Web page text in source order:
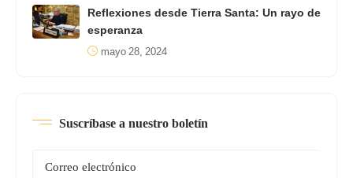
Reflexiones desde Tierra Santa: Un rayo de
esperanza
mayo 28, 2024
Suscríbase a nuestro boletín